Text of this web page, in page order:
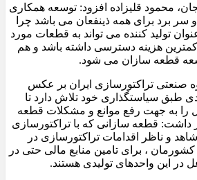
محمود قلیزاده افزود: توسعه همکاری
سر برد برای همه ذینفعان می باشد چرا
تولید کننده می تواند به قطعات مورد
کمترین هزینه دسترسی داشته باشد و هم
قطعه سازان می شود.
صنعتی تراکتورسازی ایران بر عکس
طبق سیاستگذاری خود تلاش دارد تا
را به جهت رفع موانع و مشکلات قطعه
داشت: قطعه سازانی که با تراکتورسازی
و ناظر اقدامات تراکتورسازی در
به کشورمان ، برای تامین منابع مالی حتی در
در این واحدهای تولیدی هستند.